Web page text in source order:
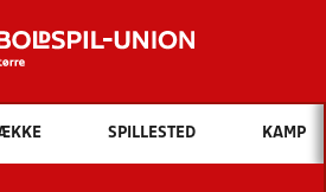
Hvad vil du søge efter?
INDHOLD OG NYHEDER
SPILLESTED KAMP